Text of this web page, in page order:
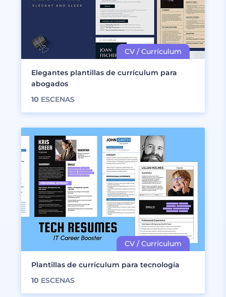
Elegantes plantillas de currículum para
abogados
10 ESCENAS
Plantillas de currículum para tecnología
10 ESCENAS